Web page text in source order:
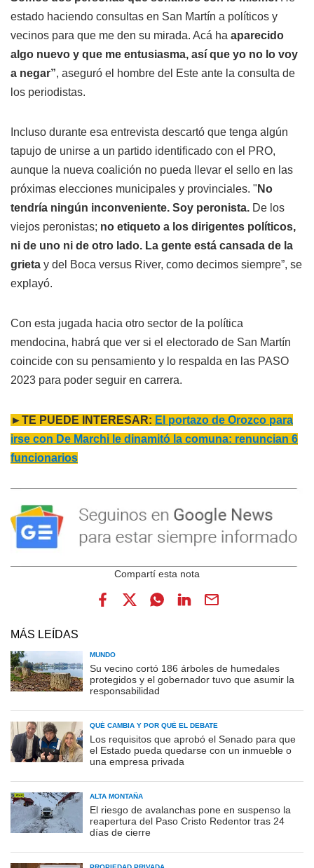
estado haciendo consultas en San Martín a políticos y
vecinos para que me den su mirada. Acá ha aparecido
algo nuevo y que me entusiasma, así que yo no lo voy
a negar”, aseguró el hombre del Este ante la consulta de
los periodistas.
Incluso durante esa entrevista descartó que tenga algún
tapujo de unirse a un partido identificado con el PRO,
aunque la nueva coalición no pueda llevar el sello en las
próximas elecciones municipales y provinciales. " No
tendría ningún inconveniente. Soy peronista. De los
viejos peronistas; no etiqueto a los dirigentes políticos,
ni de uno ni de otro lado. La gente está cansada de la
grieta y del Boca versus River, como decimos siempre”, se
explayó.
Con esta jugada hacia otro sector de la política
mendocina, habrá que ver si el electorado de San Martín
coincide con su pensamiento y lo respalda en las PASO
2023 para poder seguir en carrera.
►TE PUEDE INTERESAR: El portazo de Orozco para
irse con De Marchi le dinamitó la comuna: renuncian 6
funcionarios
MÁS LEÍDAS
MUNDO
Su vecino cortó 186 árboles de humedales
protegidos y el gobernador tuvo que asumir la
responsabilidad
QUÉ CAMBIA Y POR QUÉ EL DEBATE
Los requisitos que aprobó el Senado para que
el Estado pueda quedarse con un inmueble o
una empresa privada
ALTA MONTAÑA
El riesgo de avalanchas pone en suspenso la
reapertura del Paso Cristo Redentor tras 24
días de cierre